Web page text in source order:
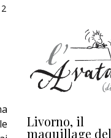
2
Livorno, il
maquillage del